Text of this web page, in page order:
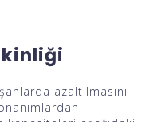
azaltılmasını